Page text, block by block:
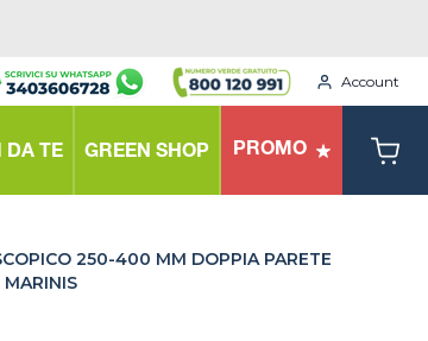
Account
DA TE GREEN SHOP PROMO
250-400 MM DOPPIA PARETE